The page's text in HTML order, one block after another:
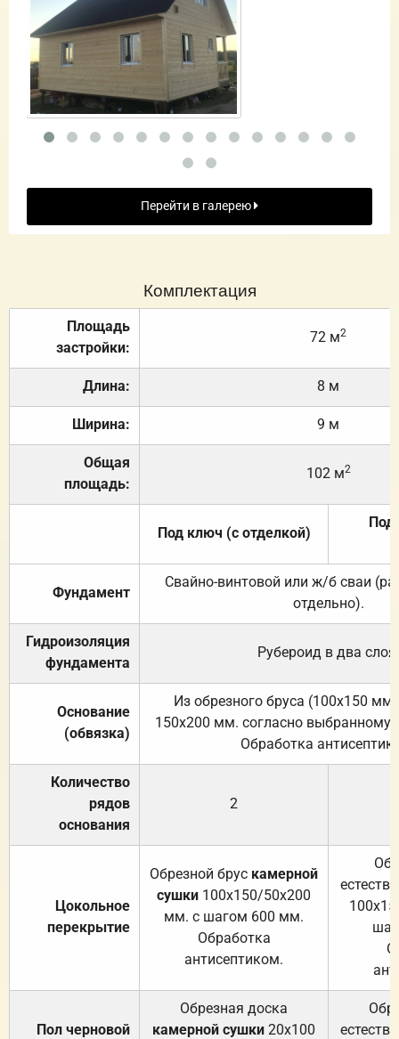
Перейти в галерею
Комплектация
Площадь
застройки:
72 м2
Длина: 8 м
Ширина: 9 м
Общая
площадь:
102 м2
Под ключ (с отделкой)
Под
Фундамент
Свайно-винтовой или ж/б сваи
отдельно).
Гидроизоляция
фундамента
Рубероид в два слоя.
Основание
(обвязка)
Из обрезного бруса (100х150
150х200 мм. согласно выбранному
Обработка
Количество
рядов
основания
2
Цокольное
перекрытие
Обрезной брус камерной
сушки 100х150/50х200
мм. с шагом 600 мм.
Обработка
антисептиком.
Пол черновой
Обрезная доска
камерной сушки 20х100